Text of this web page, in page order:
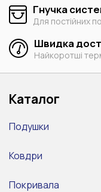
Гнучка
Для постійних
Швидка
Найкоротші
Каталог
Подушки
Ковдри
Покривала